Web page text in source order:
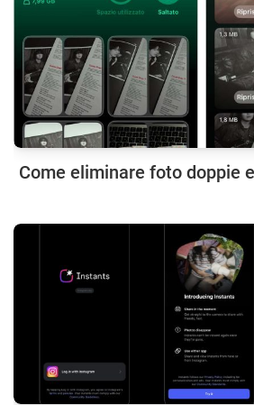
Come eliminare foto doppie